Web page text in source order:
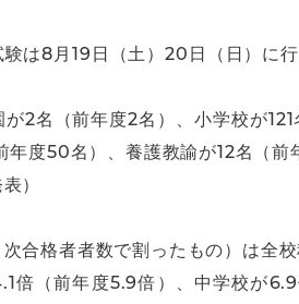
は8月19日（土）20日（日）に
2名（前年度2名）、小学校が
度50名）、養護教諭が12名（前
）
合格者者数で割ったもの）は全
倍（前年度5.9倍）、中学校が